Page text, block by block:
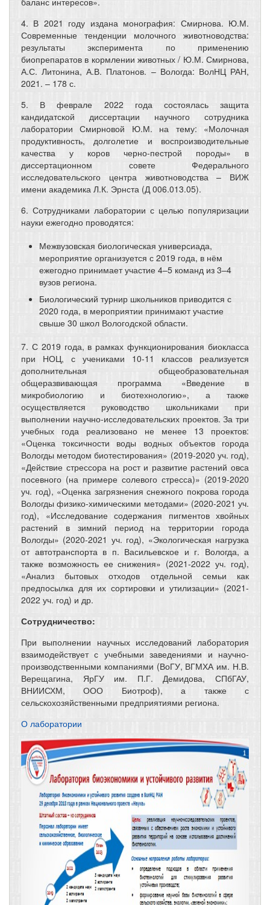
4. В 2021 году издана монография: Смирнова. Ю.М.
Современные тенденции молочного животноводства:
результаты эксперимента по применению
биопрепаратов в кормлении животных / Ю.М. Смирнова,
А.С. Литонина, А.В. Платонов. – Вологда: ВолНЦ РАН,
2021. – 178 с.
5. В феврале 2022 года состоялась защита
кандидатской диссертации научного сотрудника
лаборатории Смирновой Ю.М. на тему: «Молочная
продуктивность, долголетие и воспроизводительные
качества у коров черно-пестрой породы» в
диссертационном совете Федерального
исследовательского центра животноводства – ВИЖ
имени академика Л.К. Эрнста (Д 006.013.05).
6. Сотрудниками лаборатории с целью популяризации
науки ежегодно проводятся:
Межвузовская биологическая универсиада,
мероприятие организуется с 2019 года, в нём
ежегодно принимает участие 4–5 команд из 3–4
вузов региона.
Биологический турнир школьников приводится с
2020 года, в мероприятии принимают участие
свыше 30 школ Вологодской области.
7. С 2019 года, в рамках функционирования биокласса
при НОЦ, с учениками 10-11 классов реализуется
дополнительная общеобразовательная
общеразвивающая программа «Введение в
микробиологию и биотехнологию», а также
осуществляется руководство школьниками при
выполнении научно-исследовательских проектов. За три
учебных года реализовано не менее 13 проектов:
«Оценка токсичности воды водных объектов города
Вологды методом биотестирования» (2019-2020 уч. год),
«Действие стрессора на рост и развитие растений овса
посевного (на примере солевого стресса)» (2019-2020
уч. год), «Оценка загрязнения снежного покрова города
Вологды физико-химическими методами» (2020-2021 уч.
год), «Исследование содержания пигментов хвойных
растений в зимний период на территории города
Вологды» (2020-2021 уч. год), «Экологическая нагрузка
от автотранспорта в п. Васильевское и г. Вологда, а
также возможность ее снижения» (2021-2022 уч. год),
«Анализ бытовых отходов отдельной семьи как
предпосылка для их сортировки и утилизации» (2021-
2022 уч. год) и др.
Сотрудничество:
При выполнении научных исследований лаборатория
взаимодействует с учебными заведениями и научно-
производственными компаниями (ВоГУ, ВГМХА им. Н.В.
Верещагина, ЯрГУ им. П.Г. Демидова, СПбГАУ,
ВНИИСХМ, ООО Биотроф), а также с
сельскохозяйственными предприятиями региона.
О лаборатории